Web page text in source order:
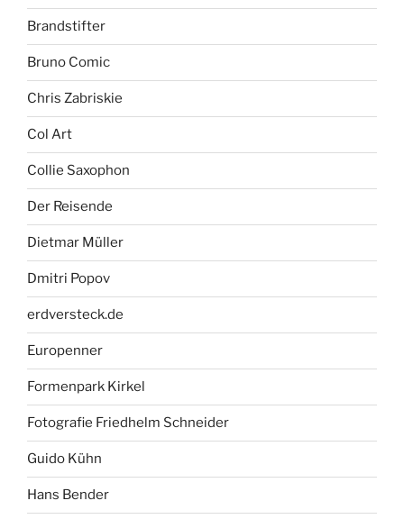
Brandstifter
Bruno Comic
Chris Zabriskie
Col Art
Collie Saxophon
Der Reisende
Dietmar Müller
Dmitri Popov
erdversteck.de
Europenner
Formenpark Kirkel
Fotografie Friedhelm Schneider
Guido Kühn
Hans Bender